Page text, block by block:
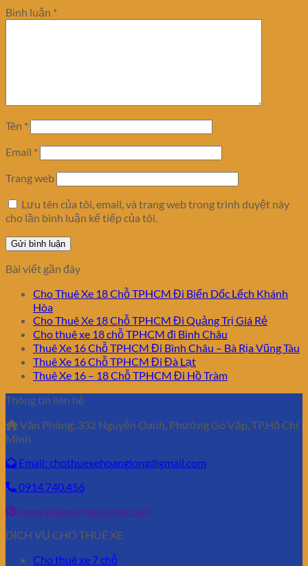
Bình luận *
Tên *
Email *
Trang web
Lưu tên của tôi, email, và trang web trong trình duyệt này
cho lần bình luận kế tiếp của tôi.
Bài viết gần đây
Cho Thuê Xe 18 Chỗ TPHCM Đi Biển Dốc Lếch Khánh
Hòa
Cho Thuê Xe 18 Chỗ TPHCM Đi Quảng Trị Giá Rẻ
Cho thuê xe 18 chỗ TPHCM đi Bình Châu
Thuê Xe 16 Chỗ TPHCM Đi Bình Châu – Bà Rịa Vũng Tàu
Thuê Xe 16 Chỗ TPHCM Đi Đà Lạt
Thuê Xe 16 – 18 Chỗ TPHCM Đi Hồ Tràm
Thông tin liên hệ
Văn Phòng: 332 Nguyễn Oanh, Phường Gò Vấp, TP.Hồ Chí
Minh
Email: chothuexehoanglong@gmail.com
0914.740.456
www.thuexehoanglong.com
DỊCH VỤ CHO THUÊ XE
Cho thuê xe 7 chỗ